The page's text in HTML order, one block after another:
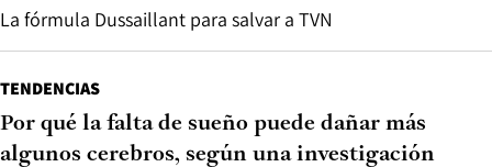
La fórmula Dussaillant para salvar a TVN
TENDENCIAS
Por qué la falta de sueño puede dañar más
algunos cerebros, según una investigación